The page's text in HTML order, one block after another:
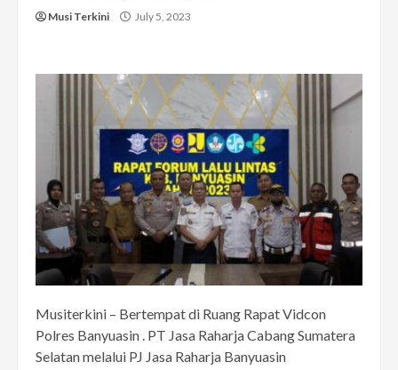
Musi Terkini July 5, 2023
Musiterkini – Bertempat di Ruang Rapat Vidcon
Polres Banyuasin . PT Jasa Raharja Cabang Sumatera
Selatan melalui PJ Jasa Raharja Banyuasin